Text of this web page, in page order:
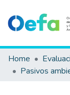
Communities &
All of DSpace
Home
Pasivos